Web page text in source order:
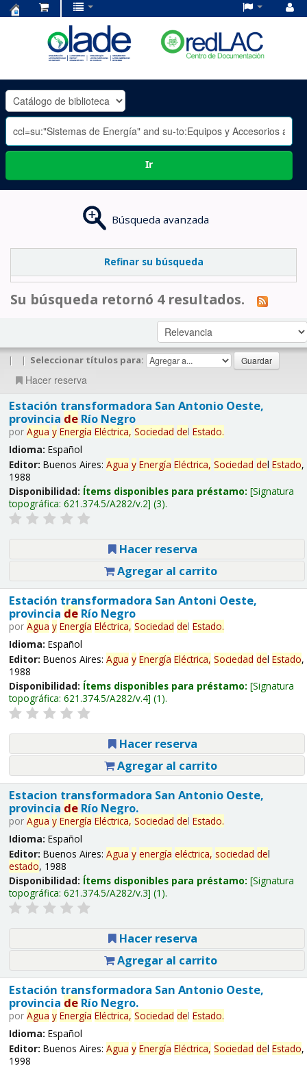
OLADE
-
Ir
Búsqueda avanzada
Refinar su búsqueda
Su búsqueda retornó 4 resultados.
| | Seleccionar títulos para:
Hacer reserva
Estación transformadora San Antonio Oeste,
provincia deRío Negro
por Agua y Energía Eléctrica, Sociedad del Estado.
Idioma: Español
Editor: Buenos Aires: Agua y Energía Eléctrica, Sociedad del Estado,
1988
Disponibilidad: Ítems disponibles para préstamo: Signatura
topográfica: 621.374.5/A282/v.2 (3).
Hacer reserva
Agregar al carrito
Estación transformadora San Antoni Oeste,
provincia deRío Negro
por Agua y Energía Eléctrica, Sociedad del Estado.
Idioma: Español
Editor: Buenos Aires: Agua y Energía Eléctrica, Sociedad del Estado,
1988
Disponibilidad: Ítems disponibles para préstamo: Signatura
topográfica: 621.374.5/A282/v.4 (1).
Hacer reserva
Agregar al carrito
Estacion transformadora San Antonio Oeste,
provincia deRío Negro.
por Agua y Energía Eléctrica, Sociedad del Estado.
Idioma: Español
Editor: Buenos Aires: Agua y energía eléctrica, sociedad del
estado, 1988
Disponibilidad: Ítems disponibles para préstamo: Signatura
topográfica: 621.374.5/A282/v.3 (1).
Hacer reserva
Agregar al carrito
Estación transformadora San Antonio Oeste,
provincia deRío Negro.
por Agua y Energía Eléctrica, Sociedad del Estado.
Idioma: Español
Editor: Buenos Aires: Agua y Energía Eléctrica, Sociedad del Estado,
1998